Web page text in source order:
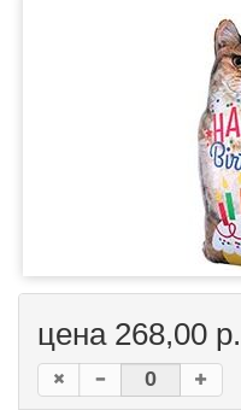
цена 268,00 р.